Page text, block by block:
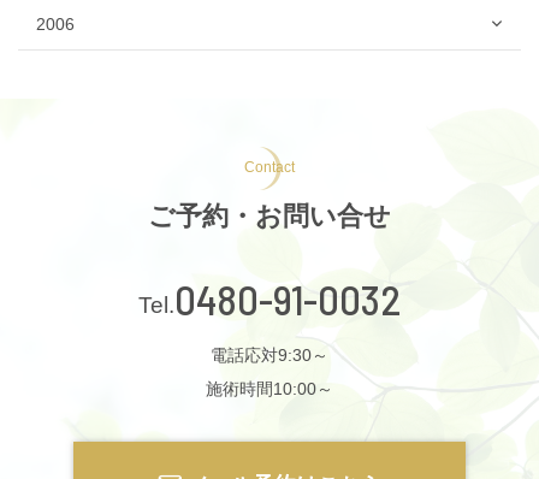
2006
Contact
ご予約・お問い合せ
0480-91-0032
電話応対9:30～
施術時間10:00～